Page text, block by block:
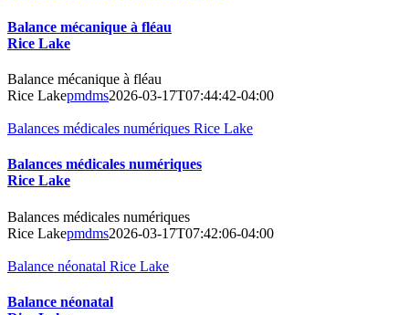
Balance mécanique à fléau
Rice Lake
Balance mécanique à fléau
Rice Lakepmdms2026-03-17T07:44:42-04:00
Balances médicales numériques Rice Lake
Balances médicales numériques
Rice Lake
Balances médicales numériques
Rice Lakepmdms2026-03-17T07:42:06-04:00
Balance néonatal Rice Lake
Balance néonatal